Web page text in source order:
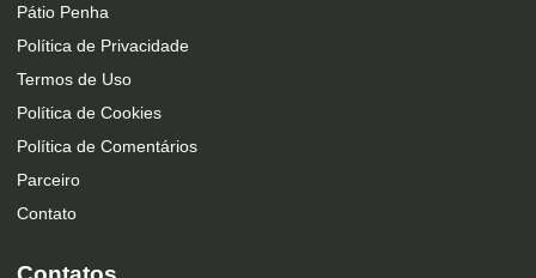
Pátio Penha
Política de Privacidade
Termos de Uso
Política de Cookies
Política de Comentários
Parceiro
Contato